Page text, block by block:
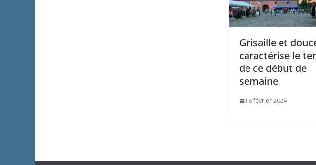
Grisaille et
caractérise le
de ce début de
semaine
18 février 2024